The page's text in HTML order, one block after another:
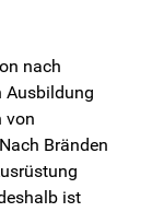
nach
Ausbildung
von
Bränden
ist